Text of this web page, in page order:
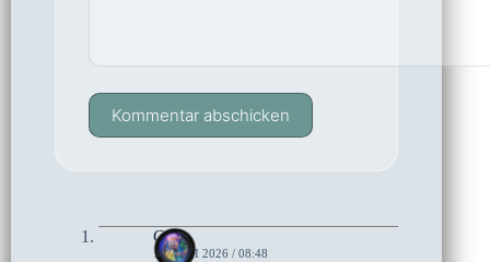
Kommentar abschicken
Gitte
14. JUNI 2026 / 08:48